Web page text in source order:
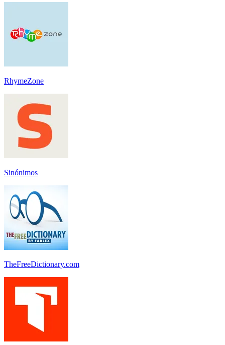
RhymeZone
Sinónimos
TheFreeDictionary.com